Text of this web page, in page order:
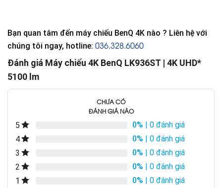
Bạn quan tâm đến máy chiếu BenQ 4K nào ? Liên hệ với
chúng tôi ngay, hotline: 036.328.6060
Đánh giá Máy chiếu 4K BenQ LK936ST | 4K UHD*
5100 lm
CHƯA CÓ
ĐÁNH GIÁ NÀO
5 0% | 0 đánh giá
4
0% | 0 đánh giá
3
0% | 0 đánh giá
2
0% | 0 đánh giá
1
0% | 0 đánh giá